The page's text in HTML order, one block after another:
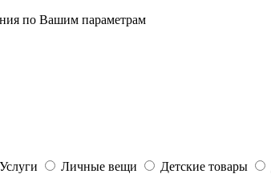
по Вашим параметрам
Услуги Личные вещи Детские товары